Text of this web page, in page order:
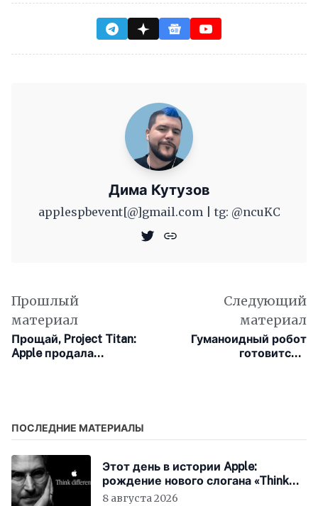
Дима Кутузов
applespbevent[@]gmail.com | tg: @ncuKC
Прошлый
материал
Прощай, Project Titan:
Apple продала
Следующий
материал
Гуманоидный робот
готовится к
ПОСЛЕДНИЕ МАТЕРИАЛЫ
Этот день в истории Apple:
рождение нового слогана «Think
Different»
8 августа 2026